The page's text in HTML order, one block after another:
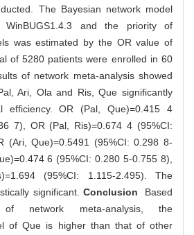
The Bayesian network model
WinBUGS1.4.3 and the priority of
was estimated by the OR value of
of 5280 patients were enrolled in 60
of network meta-analysis showed
Ari, Ola and Ris, Que significantly
efficiency. OR (Pal, Que)=0.415 4
7), OR (Pal, Ris)=0.674 4 (95%CI:
(Ari, Que)=0.5491 (95%CI: 0.298 8-
6 (95%CI: 0.280 5-0.755 8),
(95%CI: 1.115-2.495). The
significant. Conclusion Based
network meta-analysis, the
of Que is higher than that of other